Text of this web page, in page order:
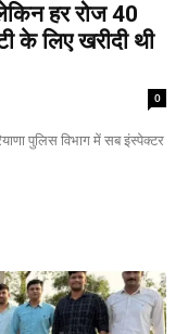
हर रोज 40
के लिए खरीदी थी
0
पुलिस विभाग में सब इंस्पेक्टर